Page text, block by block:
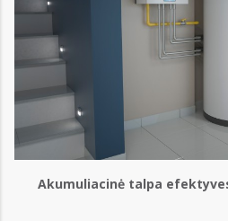
Akumuliacinė talpa